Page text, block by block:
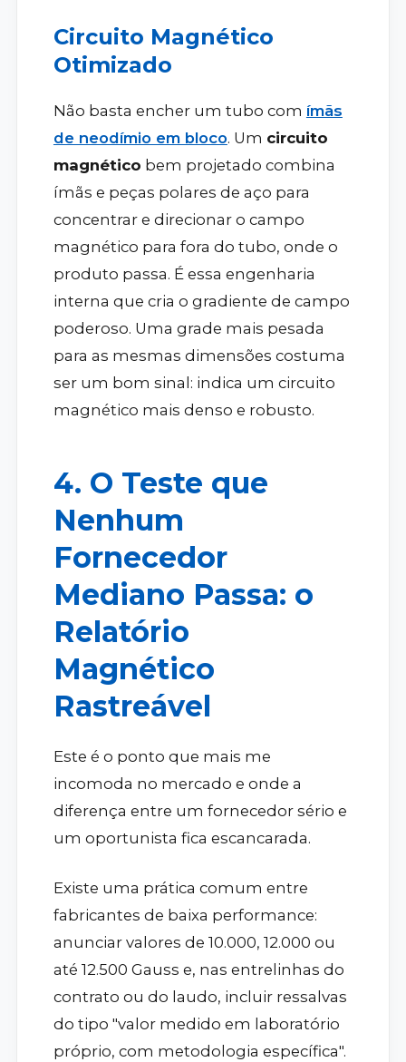
Circuito Magnético
Otimizado
Não basta encher um tubo com ímãs
de neodímio em bloco. Um circuito
magnético bem projetado combina
ímãs e peças polares de aço para
concentrar e direcionar o campo
magnético para fora do tubo, onde o
produto passa. É essa engenharia
interna que cria o gradiente de campo
poderoso. Uma grade mais pesada
para as mesmas dimensões costuma
ser um bom sinal: indica um circuito
magnético mais denso e robusto.
4. O Teste que
Nenhum
Fornecedor
Mediano Passa: o
Relatório
Magnético
Rastreável
Este é o ponto que mais me
incomoda no mercado e onde a
diferença entre um fornecedor sério e
um oportunista fica escancarada.
Existe uma prática comum entre
fabricantes de baixa performance:
anunciar valores de 10.000, 12.000 ou
até 12.500 Gauss e, nas entrelinhas do
contrato ou do laudo, incluir ressalvas
do tipo "valor medido em laboratório
próprio, com metodologia específica".